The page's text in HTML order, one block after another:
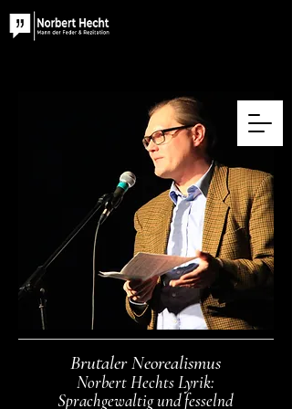
Brutaler Neorealismus
Norbert Hechts Lyrik:
Sprachgewaltig und fesselnd